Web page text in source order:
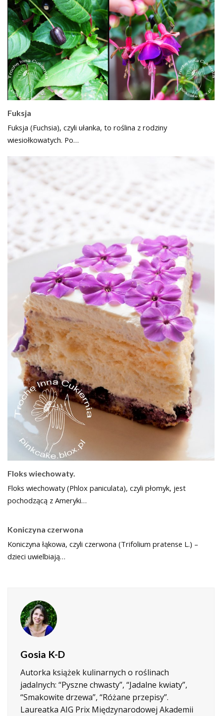
Fuksja
Fuksja (Fuchsia), czyli ułanka, to roślina z rodziny
wiesiołkowatych. Po…
Floks wiechowaty.
Floks wiechowaty (Phlox paniculata), czyli płomyk, jest
pochodzącą z Ameryki…
Koniczyna czerwona
Koniczyna łąkowa, czyli czerwona (Trifolium pratense L.) –
dzieci uwielbiają…
Gosia K-D
Autorka książek kulinarnych o roślinach
jadalnych: “Pyszne chwasty”, “Jadalne kwiaty”,
“Smakowite drzewa”, “Różane przepisy”.
Laureatka AIG Prix Międzynarodowej Akademii